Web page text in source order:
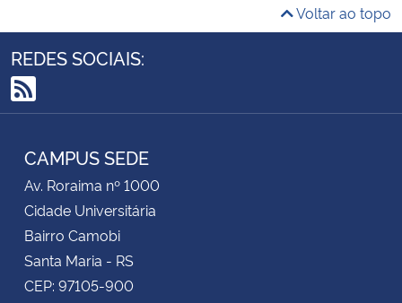
Voltar ao topo
REDES SOCIAIS:
RSS
CAMPUS SEDE
Av. Roraima nº 1000
Cidade Universitária
Bairro Camobi
Santa Maria - RS
CEP: 97105-900